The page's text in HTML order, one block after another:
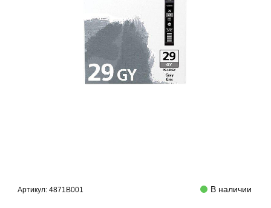
Артикул:4871B001 В наличии